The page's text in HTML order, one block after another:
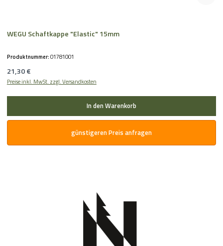
WEGU Schaftkappe "Elastic" 15mm
Produktnummer:01781001
Regulärer Preis:
21,30 €
Preise inkl. MwSt. zzgl. Versandkosten
In den Warenkorb
günstigeren Preis anfragen